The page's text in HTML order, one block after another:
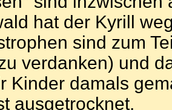
hat der Kyrill
sind zum
verdanken) und
Kinder damals
ausgetrocknet.